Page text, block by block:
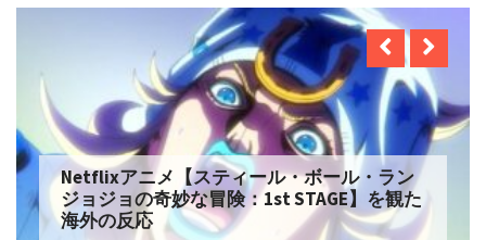
Netflixアニメ【スティール・ボール・ラン
ジョジョの奇妙な冒険：1st STAGE】を観た
海外の反応